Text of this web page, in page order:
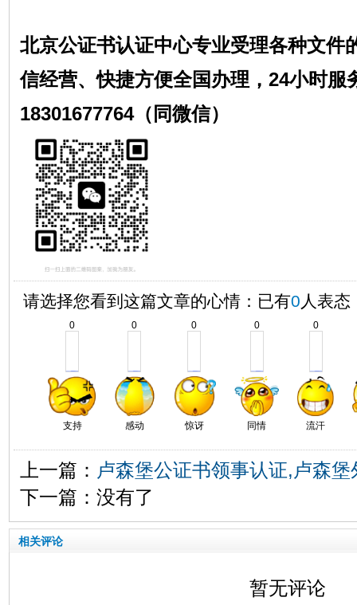
北京公证书认证中心专业受理各种文件
信经营、快捷方便全国办理，24小时服
18301677764（同微信）
请选择您看到这篇文章的心情：已有0 人表态
0
支持
0
感动
0
惊讶
0
同情
0
流汗
上一篇： 卢森堡公证书领事认证,卢森
下一篇：没有了
相关评论
暂无评论